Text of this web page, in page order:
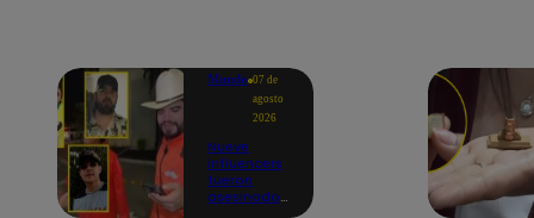
Mundo 07 de
agosto
2026
Nueve
influencers
fueron
asesinados